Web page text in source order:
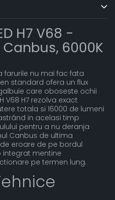
H7 V68 -
Canbus, 6000K
farurile nu mai fac fata
standard ofera un flux
care oboseste ochii
V68 H7 rezolva exact
totala si 16000 de lumeni
in acelasi timp
pentru a nu deranja
Canbus de ultima
eroare de pe bordul
integrat mentine
pe termen lung.